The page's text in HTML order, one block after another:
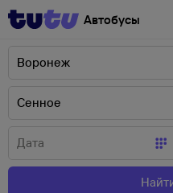
Автобусы